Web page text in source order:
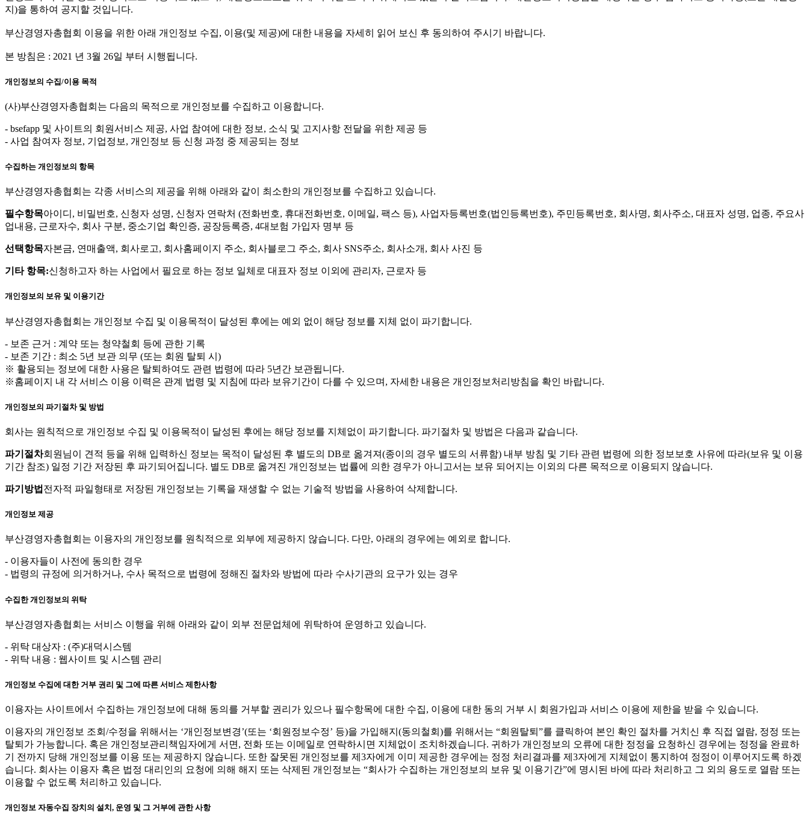
지)을 통하여 공지할 것입니다.
부산경영자총협회 이용을 위한 아래 개인정보 수집, 이용(및 제공)에 대한 내용을 자세히 읽어 보신 후 동의하여 주시기 바랍니다.
본 방침은 : 2021 년 3월 26일 부터 시행됩니다.
개인정보의 수집/이용 목적
(사)부산경영자총협회는 다음의 목적으로 개인정보를 수집하고 이용합니다.
- bsefapp 및 사이트의 회원서비스 제공, 사업 참여에 대한 정보, 소식 및 고지사항 전달을 위한 제공 등
- 사업 참여자 정보, 기업정보, 개인정보 등 신청 과정 중 제공되는 정보
수집하는 개인정보의 항목
부산경영자총협회는 각종 서비스의 제공을 위해 아래와 같이 최소한의 개인정보를 수집하고 있습니다.
필수항목아이디, 비밀번호, 신청자 성명, 신청자 연락처 (전화번호, 휴대전화번호, 이메일, 팩스 등), 사업자등록번호(법인등록번호), 주민등록번호, 회사명, 회사주소, 대표자 성명, 업종, 주요사
업내용, 근로자수, 회사 구분, 중소기업 확인증, 공장등록증, 4대보험 가입자 명부 등
선택항목자본금, 연매출액, 회사로고, 회사홈페이지 주소, 회사블로그 주소, 회사 SNS주소, 회사소개, 회사 사진 등
기타 항목:신청하고자 하는 사업에서 필요로 하는 정보 일체로 대표자 정보 이외에 관리자, 근로자 등
개인정보의 보유 및 이용기간
부산경영자총협회는 개인정보 수집 및 이용목적이 달성된 후에는 예외 없이 해당 정보를 지체 없이 파기합니다.
- 보존 근거 : 계약 또는 청약철회 등에 관한 기록
- 보존 기간 : 최소 5년 보관 의무 (또는 회원 탈퇴 시)
※ 활용되는 정보에 대한 사용은 탈퇴하여도 관련 법령에 따라 5년간 보관됩니다.
※홈페이지 내 각 서비스 이용 이력은 관계 법령 및 지침에 따라 보유기간이 다를 수 있으며, 자세한 내용은 개인정보처리방침을 확인 바랍니다.
개인정보의 파기절차 및 방법
회사는 원칙적으로 개인정보 수집 및 이용목적이 달성된 후에는 해당 정보를 지체없이 파기합니다. 파기절차 및 방법은 다음과 같습니다.
파기절차회원님이 견적 등을 위해 입력하신 정보는 목적이 달성된 후 별도의 DB로 옮겨져(종이의 경우 별도의 서류함) 내부 방침 및 기타 관련 법령에 의한 정보보호 사유에 따라(보유 및 이용
기간 참조) 일정 기간 저장된 후 파기되어집니다. 별도 DB로 옮겨진 개인정보는 법률에 의한 경우가 아니고서는 보유 되어지는 이외의 다른 목적으로 이용되지 않습니다.
파기방법 전자적 파일형태로 저장된 개인정보는 기록을 재생할 수 없는 기술적 방법을 사용하여 삭제합니다.
개인정보 제공
부산경영자총협회는 이용자의 개인정보를 원칙적으로 외부에 제공하지 않습니다. 다만, 아래의 경우에는 예외로 합니다.
- 이용자들이 사전에 동의한 경우
- 법령의 규정에 의거하거나, 수사 목적으로 법령에 정해진 절차와 방법에 따라 수사기관의 요구가 있는 경우
수집한 개인정보의 위탁
부산경영자총협회는 서비스 이행을 위해 아래와 같이 외부 전문업체에 위탁하여 운영하고 있습니다.
- 위탁 대상자 : (주)대덕시스템
- 위탁 내용 : 웹사이트 및 시스템 관리
개인정보 수집에 대한 거부 권리 및 그에 따른 서비스 제한사항
이용자는 사이트에서 수집하는 개인정보에 대해 동의를 거부할 권리가 있으나 필수항목에 대한 수집, 이용에 대한 동의 거부 시 회원가입과 서비스 이용에 제한을 받을 수 있습니다.
이용자의 개인정보 조회/수정을 위해서는 ‘개인정보변경’(또는 ‘회원정보수정’ 등)을 가입해지(동의철회)를 위해서는 “회원탈퇴”를 클릭하여 본인 확인 절차를 거치신 후 직접 열람, 정정 또는
탈퇴가 가능합니다. 혹은 개인정보관리책임자에게 서면, 전화 또는 이메일로 연락하시면 지체없이 조치하겠습니다. 귀하가 개인정보의 오류에 대한 정정을 요청하신 경우에는 정정을 완료하
기 전까지 당해 개인정보를 이용 또는 제공하지 않습니다. 또한 잘못된 개인정보를 제3자에게 이미 제공한 경우에는 정정 처리결과를 제3자에게 지체없이 통지하여 정정이 이루어지도록 하겠
습니다. 회사는 이용자 혹은 법정 대리인의 요청에 의해 해지 또는 삭제된 개인정보는 “회사가 수집하는 개인정보의 보유 및 이용기간”에 명시된 바에 따라 처리하고 그 외의 용도로 열람 또는
이용할 수 없도록 처리하고 있습니다.
개인정보 자동수집 장치의 설치, 운영 및 그 거부에 관한 사항